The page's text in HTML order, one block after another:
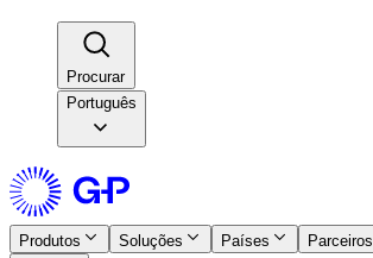
Procurar​​
Português
Produtos​​ Soluções​​ Países​​ Parceiros​​